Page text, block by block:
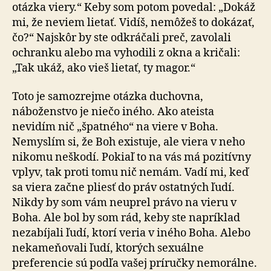
otázka viery.“ Keby som potom povedal: „Dokáž
mi, že neviem lietať. Vidíš, nemôžeš to dokázať,
čo?“ Najskôr by ste odkráčali preč, zavolali
ochranku alebo ma vyhodili z okna a kričali:
„Tak ukáž, ako vieš lietať, ty magor.“
Toto je samozrejme otázka duchovna,
náboženstvo je niečo iného. Ako ateista
nevidím nič „špatného“ na viere v Boha.
Nemyslím si, že Boh existuje, ale viera v neho
nikomu neškodí. Pokiaľ to na vás má pozitívny
vplyv, tak proti tomu nič nemám. Vadí mi, keď
sa viera začne pliesť do práv ostatných ľudí.
Nikdy by som vám neuprel právo na vieru v
Boha. Ale bol by som rád, keby ste napríklad
nezabíjali ľudí, ktorí veria v iného Boha. Alebo
nekameňovali ľudí, ktorých sexuálne
preferencie sú podľa vašej príručky nemorálne.